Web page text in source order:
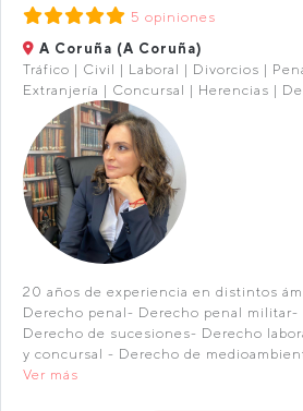
5 opiniones
A Coruña (A Coruña)
Tráfico | Civil | Laboral | Divorcios |
Extranjería | Concursal | Herencias |
20 años de experiencia en distintos
Derecho penal- Derecho penal
Derecho de sucesiones- Derecho
y concursal - Derecho de
Ver más